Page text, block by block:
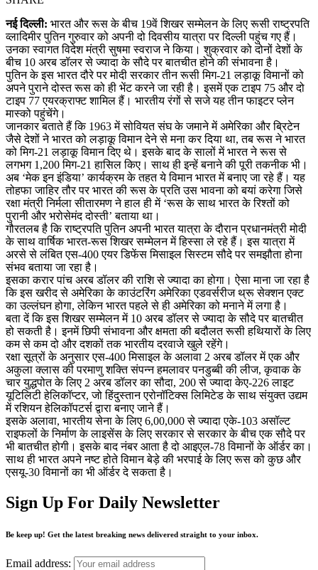
नई दिल्ली: भारत और रूस के बीच 19वें शिखर सम्मेलन के लिए रूसी राष्ट्रपति
व्लादिमीर पुतिन गुरुवार को अपनी दो दिवसीय यात्रा पर दिल्ली पहुंच गए हैं।
उनका स्वागत विदेश मंत्री सुषमा स्वराज ने किया। शुक्रवार को दोनों देशों के
बीच 10 अरब डॉलर से ज्यादा के सौदे पर बातचीत होने की संभावना है।
पुतिन के इस भारत दौरे पर मोदी सरकार तीन रूसी मिग-21 लड़ाकू विमानों को
अपने पुराने दोस्त रूस को ही भेंट करने जा रही है। इसमें एक टाइप 75 और दो
टाइप 77 एयरक्राफ्ट शामिल हैं। भारतीय रंगों से सजे यह तीन फाइटर प्लेन
मास्को पहुंचेंगे।
जानकार बताते हैं कि 1963 में सोवियत संघ के जमाने में अमेरिका और ब्रिटेन
जैसे देशों ने भारत को लड़ाकू विमान देने से मना कर दिया था, तब रूस ने भारत
को मिग-21 लड़ाकू विमान दिए थे। इसके बाद के सालों में भारत ने रूस से
लगभग 1,200 मिग-21 हासिल किए। साथ ही इन्हें बनाने की पूरी तकनीक भी।
अब ‘मेक इन इंडिया’ कार्यक्रम के तहत ये विमान भारत में बनाए जा रहे हैं। यह
तोहफा जाहिर तौर पर भारत की रूस के प्रति उस भावना को बयां करेगा जिसे
रक्षा मंत्री निर्मला सीतारमण ने हाल ही में ‘रूस के साथ भारत के रिश्तों को
पुरानी और भरोसेमंद दोस्ती’ बताया था।
गौरतलब है कि राष्ट्रपति पुतिन अपनी भारत यात्रा के दौरान प्रधानमंत्री मोदी
के साथ वार्षिक भारत-रूस शिखर सम्मेलन में हिस्सा ले रहे हैं। इस यात्रा में
अरसे से लंबित एस-400 एयर डिफेंस मिसाइल सिस्टम सौदे पर समझौता होना
संभव बताया जा रहा है।
इसका करार पांच अरब डॉलर की राशि से ज्यादा का होगा। ऐसा माना जा रहा है
कि इस खरीद से अमेरिका के काउंटरिंग अमेरिका एडवर्सरीज थ्रू सेक्शन एक्ट
का उल्लंघन होगा, लेकिन भारत पहले से ही अमेरिका को मनाने में लगा है।
बता दें कि इस शिखर सम्मेलन में 10 अरब डॉलर से ज्यादा के सौदे पर बातचीत
हो सकती है। इनमें छिपी संभावना और क्षमता की बदौलत रूसी हथियारों के लिए
कम से कम दो और दशकों तक भारतीय दरवाजे खुले रहेंगे।
रक्षा सूत्रों के अनुसार एस-400 मिसाइल के अलावा 2 अरब डॉलर में एक और
अकुला क्लास की परमाणु शक्ति संपन्न हमलावर पनडुब्बी की लीज, कृवाक के
चार युद्धपोत के लिए 2 अरब डॉलर का सौदा, 200 से ज्यादा केए-226 लाइट
यूटिलिटी हेलिकॉप्टर, जो हिंदुस्तान एरोनॉटिक्स लिमिटेड के साथ संयुक्त उद्यम
में रशियन हेलिकॉपटर्स द्वारा बनाए जाने हैं।
इसके अलावा, भारतीय सेना के लिए 6,00,000 से ज्यादा एके-103 असॉल्ट
राइफलों के निर्माण के लाइसेंस के लिए सरकार से सरकार के बीच एक सौदे पर
भी बातचीत होगी। इसके बाद नंबर आता है दो आइएल-78 विमानों के ऑर्डर का।
साथ ही भारत अपने नष्ट होते विमान बेड़े की भरपाई के लिए रूस को कुछ और
एसयू-30 विमानों का भी ऑर्डर दे सकता है।
Sign Up For Daily Newsletter
Be keep up! Get the latest breaking news delivered straight to your inbox.
Email address: